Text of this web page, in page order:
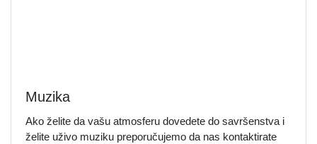
Muzika
Ako želite da vašu atmosferu dovedete do savršenstva i
želite uživo muziku preporučujemo da nas kontaktirate